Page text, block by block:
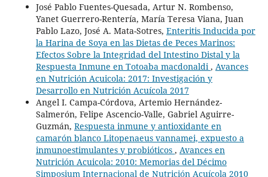
José Pablo Fuentes-Quesada, Artur N. Rombenso,
Yanet Guerrero-Rentería, María Teresa Viana, Juan
Pablo Lazo, José A. Mata-Sotres, Enteritis Inducida por
la Harina de Soya en las Dietas de Peces Marinos:
Efectos Sobre la Integridad del Intestino Distal y la
Respuesta Inmune en Totoaba macdonaldi , Avances
en Nutrición Acuicola: 2017: Investigación y
Desarrollo en Nutrición Acuícola 2017
Angel I. Campa-Córdova, Artemio Hernández-
Salmerón, Felipe Ascencio-Valle, Gabriel Aguirre-
Guzmán, Respuesta inmune y antioxidante en
camarón blanco Litopenaeus vannamei, expuesto a
inmunoestimulantes y probióticos , Avances en
Nutrición Acuicola: 2010: Memorias del Décimo
Simposium Internacional de Nutrición Acuícola 2010